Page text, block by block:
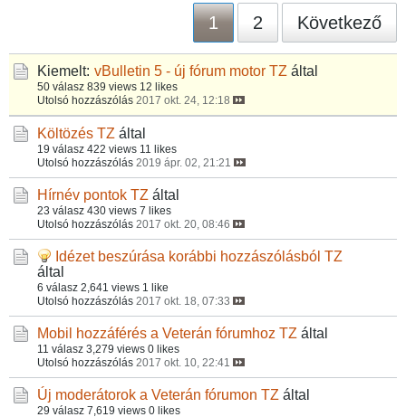
1 2 Következő
Kiemelt: vBulletin 5 - új fórum motor TZ által
50 válasz 839 views 12 likes
Utolsó hozzászólás 2017 okt. 24, 12:18
Költözés TZ által
19 válasz 422 views 11 likes
Utolsó hozzászólás 2019 ápr. 02, 21:21
Hírnév pontok TZ által
23 válasz 430 views 7 likes
Utolsó hozzászólás 2017 okt. 20, 08:46
Idézet beszúrása korábbi hozzászólásból TZ
által
6 válasz 2,641 views 1 like
Utolsó hozzászólás 2017 okt. 18, 07:33
Mobil hozzáférés a Veterán fórumhoz TZ által
11 válasz 3,279 views 0 likes
Utolsó hozzászólás 2017 okt. 10, 22:41
Új moderátorok a Veterán fórumon TZ által
29 válasz 7,619 views 0 likes